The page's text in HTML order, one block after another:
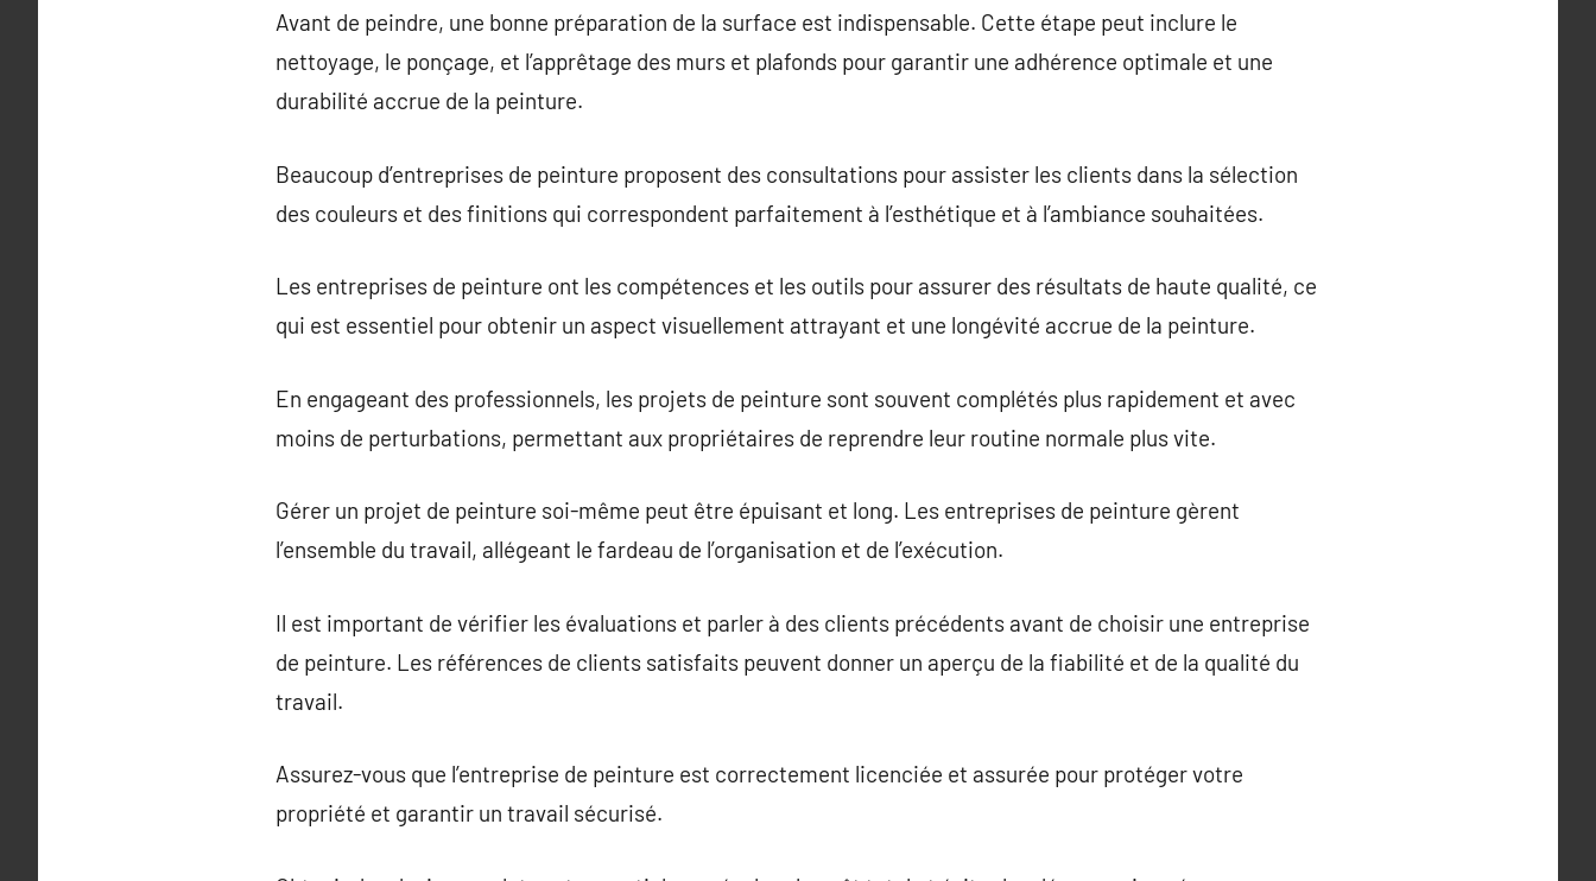
Avant de peindre, une bonne préparation de la surface est indispensable. Cette étape peut inclure le
nettoyage, le ponçage, et l’apprêtage des murs et plafonds pour garantir une adhérence optimale et une
durabilité accrue de la peinture.
Beaucoup d’entreprises de peinture proposent des consultations pour assister les clients dans la sélection
des couleurs et des finitions qui correspondent parfaitement à l’esthétique et à l’ambiance souhaitées.
Les entreprises de peinture ont les compétences et les outils pour assurer des résultats de haute qualité, ce
qui est essentiel pour obtenir un aspect visuellement attrayant et une longévité accrue de la peinture.
En engageant des professionnels, les projets de peinture sont souvent complétés plus rapidement et avec
moins de perturbations, permettant aux propriétaires de reprendre leur routine normale plus vite.
Gérer un projet de peinture soi-même peut être épuisant et long. Les entreprises de peinture gèrent
l’ensemble du travail, allégeant le fardeau de l’organisation et de l’exécution.
Il est important de vérifier les évaluations et parler à des clients précédents avant de choisir une entreprise
de peinture. Les références de clients satisfaits peuvent donner un aperçu de la fiabilité et de la qualité du
travail.
Assurez-vous que l’entreprise de peinture est correctement licenciée et assurée pour protéger votre
propriété et garantir un travail sécurisé.